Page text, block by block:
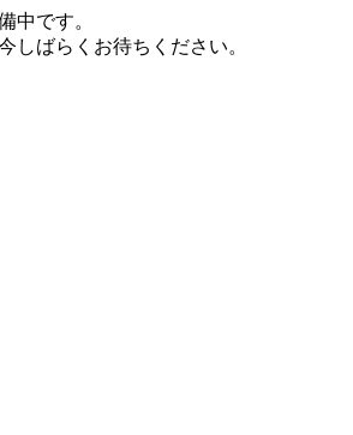
中です。
しばらくお待ちください。